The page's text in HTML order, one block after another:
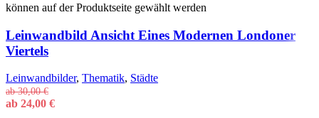
können auf der Produktseite gewählt werden
Leinwandbild Ansicht Eines Modernen Londoner
Viertels
Leinwandbilder, Thematik, Städte
ab30,00€
ab 24,00 €